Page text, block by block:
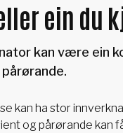
ein du
kan være ein
kan ha stor
og pårørande kan